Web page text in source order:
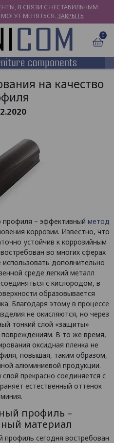
В СВЯЗИ С НЕСТАБИЛЬНЫМ
МЕНЯТЬСЯ. ЗАКРЫТЬ
0
на качество
– эффективный метод
коррозии. Известно, что
устойчив к коррозийным
во многих сферах
дополнительно
среде легкий металл
с кислородом, в
образовывается
Благодаря этому в процессе
не окисляются, но через
тонкий слой «защиты»
повреждениям. В то же время,
оксидная пленка не
повышая, таким образом,
алюминиевой продукции.
прекрасно соединяется с
естественный оттенок
профиль –
материал
сегодня востребован